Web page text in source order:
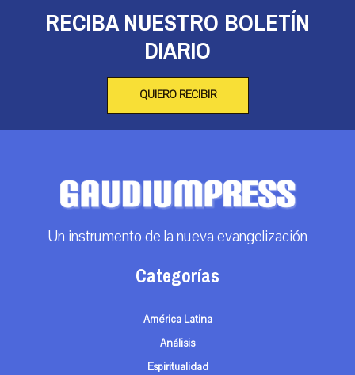
RECIBA NUESTRO BOLETÍN
DIARIO
QUIERO RECIBIR
Un instrumento de la nueva evangelización
Categorías
América Latina
Análisis
Espiritualidad